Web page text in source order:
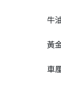
牛
黃
車